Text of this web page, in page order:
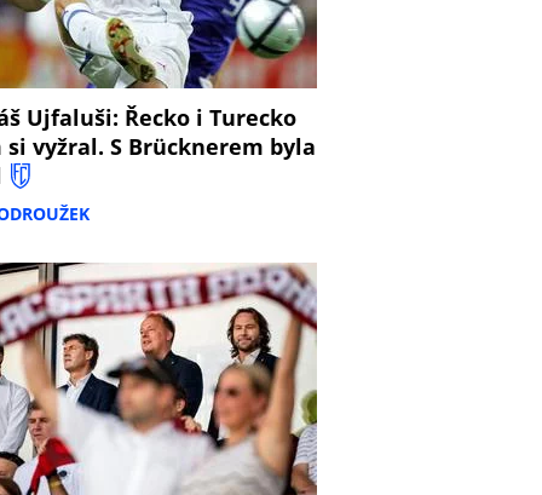
Ujfaluši: Řecko i Turecko
si vyžral. S Brücknerem byla